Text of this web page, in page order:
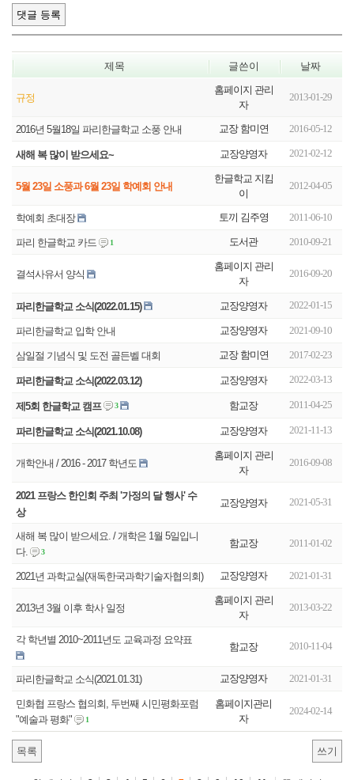
제목 글쓴이 날짜
규정
홈페이지 관리
자
2013-01-29
2016년 5월18일 파리한글학교 소풍 안내 교장 함미연 2016-05-12
새해 복 많이 받으세요~ 교장양영자 2021-02-12
5월 23일 소풍과 6월 23일 학예회 안내
한글학교 지킴
이
2012-04-05
학예회 초대장 토끼 김주영 2011-06-10
파리 한글학교 카드 1 도서관 2010-09-21
결석사유서 양식
홈페이지 관리
자
2016-09-20
파리한글학교 소식(2022.01.15) 교장양영자 2022-01-15
파리한글학교 입학 안내 교장양영자 2021-09-10
삼일절 기념식 및 도전 골든벨 대회 교장 함미연 2017-02-23
파리한글학교 소식(2022.03.12) 교장양영자 2022-03-13
제5회 한글학교 캠프 3 함교장 2011-04-25
파리한글학교 소식(2021.10.08) 교장양영자 2021-11-13
개학안내 / 2016 - 2017 학년도
홈페이지 관리
자
2016-09-08
2021 프랑스 한인회 주최 '가정의 달 행사' 수
상
교장양영자 2021-05-31
새해 복 많이 받으세요. / 개학은 1월 5일입니
다.
3
함교장 2011-01-02
2021년 과학교실(재독한국과학기술자협의회) 교장양영자 2021-01-31
2013년 3월 이후 학사 일정
홈페이지 관리
자
2013-03-22
각 학년별 2010~2011년도 교육과정 요약표
함교장 2010-11-04
파리한글학교 소식(2021.01.31) 교장양영자 2021-01-31
민화협 프랑스 협의회, 두번째 시민평화포럼
"예술과 평화"
1
홈페이지관리
자
2024-02-14
목록 쓰기